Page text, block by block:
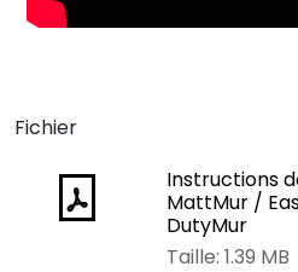
Fichier
Instructions
MattMur /
DutyMur
Taille: 1.39 MB